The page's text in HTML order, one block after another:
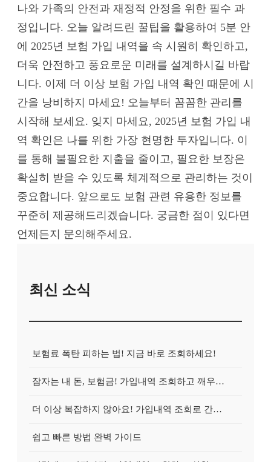
나와 가족의 안전과 재정적 안정을 위한 필수 과
정입니다. 오늘 알려드린 꿀팁을 활용하여 5분 안
에 2025년 보험 가입 내역을 속 시원히 확인하고,
더욱 안전하고 풍요로운 미래를 설계하시길 바랍
니다. 이제 더 이상 보험 가입 내역 확인 때문에 시
간을 낭비하지 마세요! 오늘부터 꼼꼼한 관리를
시작해 보세요. 잊지 마세요, 2025년 보험 가입 내
역 확인은 나를 위한 가장 현명한 투자입니다. 이
를 통해 불필요한 지출을 줄이고, 필요한 보장은
확실히 받을 수 있도록 체계적으로 관리하는 것이
중요합니다. 앞으로도 보험 관련 유용한 정보를
꾸준히 제공해드리겠습니다. 궁금한 점이 있다면
언제든지 문의해주세요.
최신 소식
보험료 폭탄 피하는 법! 지금 바로 조회하세요!
잠자는 내 돈, 보험금! 가입내역 조회하고 깨우는 방법
더 이상 복잡하지 않아요! 가입내역 조회로 간편하게 청구!
쉽고 빠른 방법 완벽 가이드